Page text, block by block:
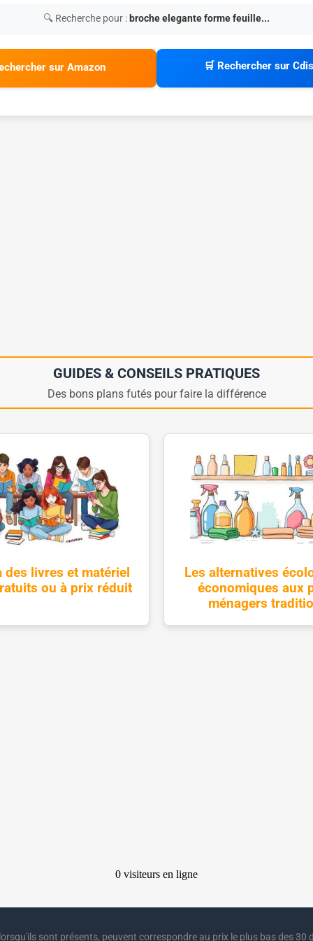
🔍 Recherche pour : broche elegante forme feuille...
sur Amazon 🛒 Rechercher sur
GUIDES & CONSEILS PRATIQUES
Des bons plans futés pour faire la différence
des livres et matériel
ou à prix réduit
Les alternatives
économiques aux
ménagers
sont présents, peuvent correspondre au prix le plus bas des 30